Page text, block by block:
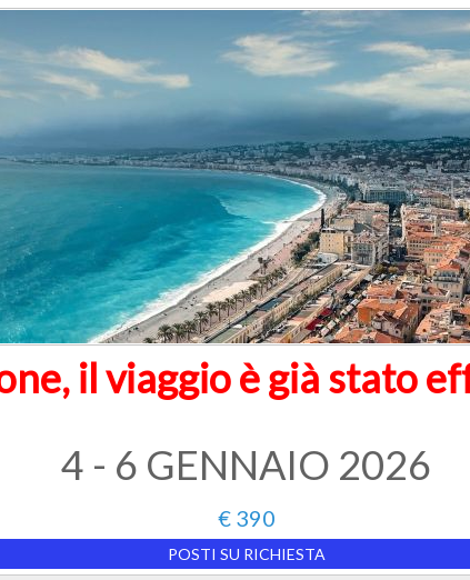
il viaggio è già stato
4 - 6 GENNAIO 2026
€ 390
POSTI SU RICHIESTA